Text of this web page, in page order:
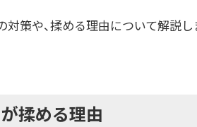
策や、揉める理由について解説し
揉める理由